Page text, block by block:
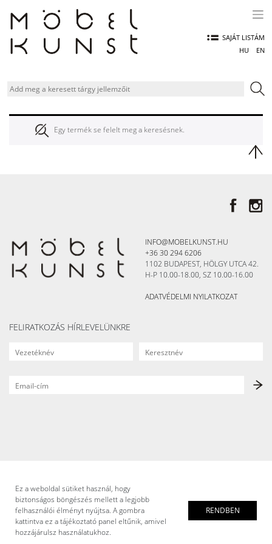
content
SAJÁT LISTÁM
HU
EN
Egy termék se felelt meg a keresésnek.
INFO@MOBELKUNST.HU
+36 30 294 6206
1102 BUDAPEST, HÖLGY UTCA 42.
H-P 10.00-18.00, SZ 10.00-16.00
ADATVÉDELMI NYILATKOZAT
FELIRATKOZÁS HÍRLEVELÜNKRE
Ez a weboldal sütiket használ, hogy
biztonságos böngészés mellett a legjobb
felhasználói élményt nyújtsa. A gombra
kattintva ez a tájékoztató panel eltűnik, amivel
hozzájárulsz használatukhoz.
RENDBEN